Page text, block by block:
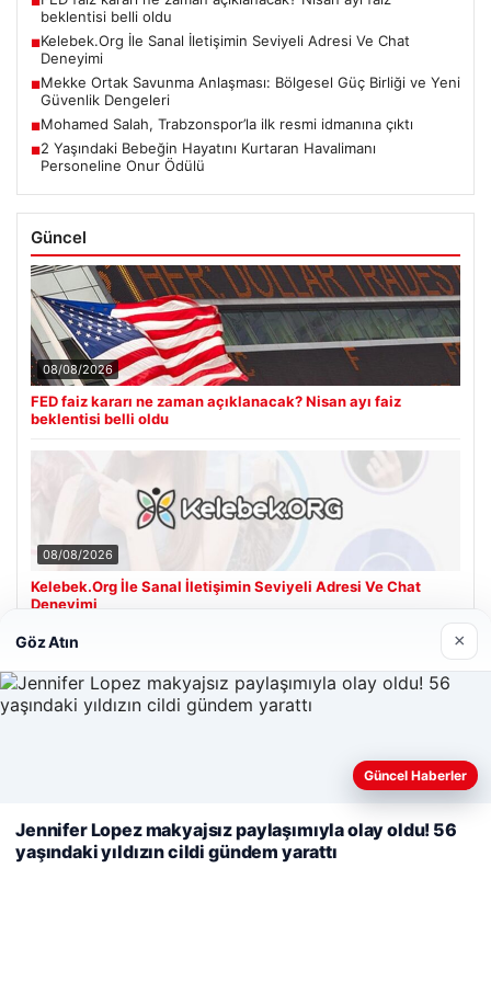
beklentisi belli oldu
■Kelebek.Org İle Sanal İletişimin Seviyeli Adresi Ve Chat
Deneyimi
■Mekke Ortak Savunma Anlaşması: Bölgesel Güç Birliği ve Yeni
Güvenlik Dengeleri
■Mohamed Salah, Trabzonspor’la ilk resmi idmanına çıktı
■2 Yaşındaki Bebeğin Hayatını Kurtaran Havalimanı
Personeline Onur Ödülü
Güncel
08/08/2026
FED faiz kararı ne zaman açıklanacak? Nisan ayı faiz
beklentisi belli oldu
08/08/2026
Kelebek.Org İle Sanal İletişimin Seviyeli Adresi Ve Chat
Deneyimi
Son Eklenen Firmalar
Web sitemizi nasıl kullandığınızı daha iyi anlayabilmek,
kullanıyoruz.
Çerez Politikamız
Reddet Kabul Et
Göz Atın ×
Güncel Haberler
Jennifer Lopez makyajsız paylaşımıyla olay oldu! 56
yaşındaki yıldızın cildi gündem yarattı